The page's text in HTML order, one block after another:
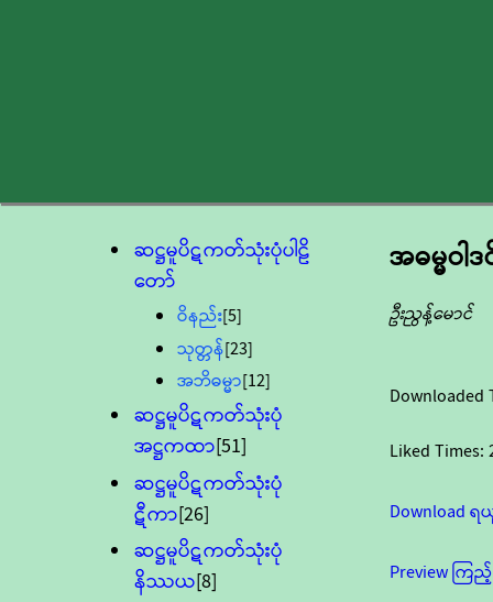
ဆဋ္ဌမူပိဋကတ်သုံးပုံပါဠိ
တော်
ဝိနည်း[5]
သုတ္တန်[23]
အဘိဓမ္မာ[12]
ဆဋ္ဌမူပိဋကတ်သုံးပုံ
အဋ္ဌကထာ[51]
ဆဋ္ဌမူပိဋကတ်သုံးပုံ
ဋီကာ[26]
ဆဋ္ဌမူပိဋကတ်သုံးပုံ
နိဿယ[8]
အဓမ္မဝါ
ဦးညွန့်မောင်
Downloaded
Liked Times:
Download
Preview ကြ